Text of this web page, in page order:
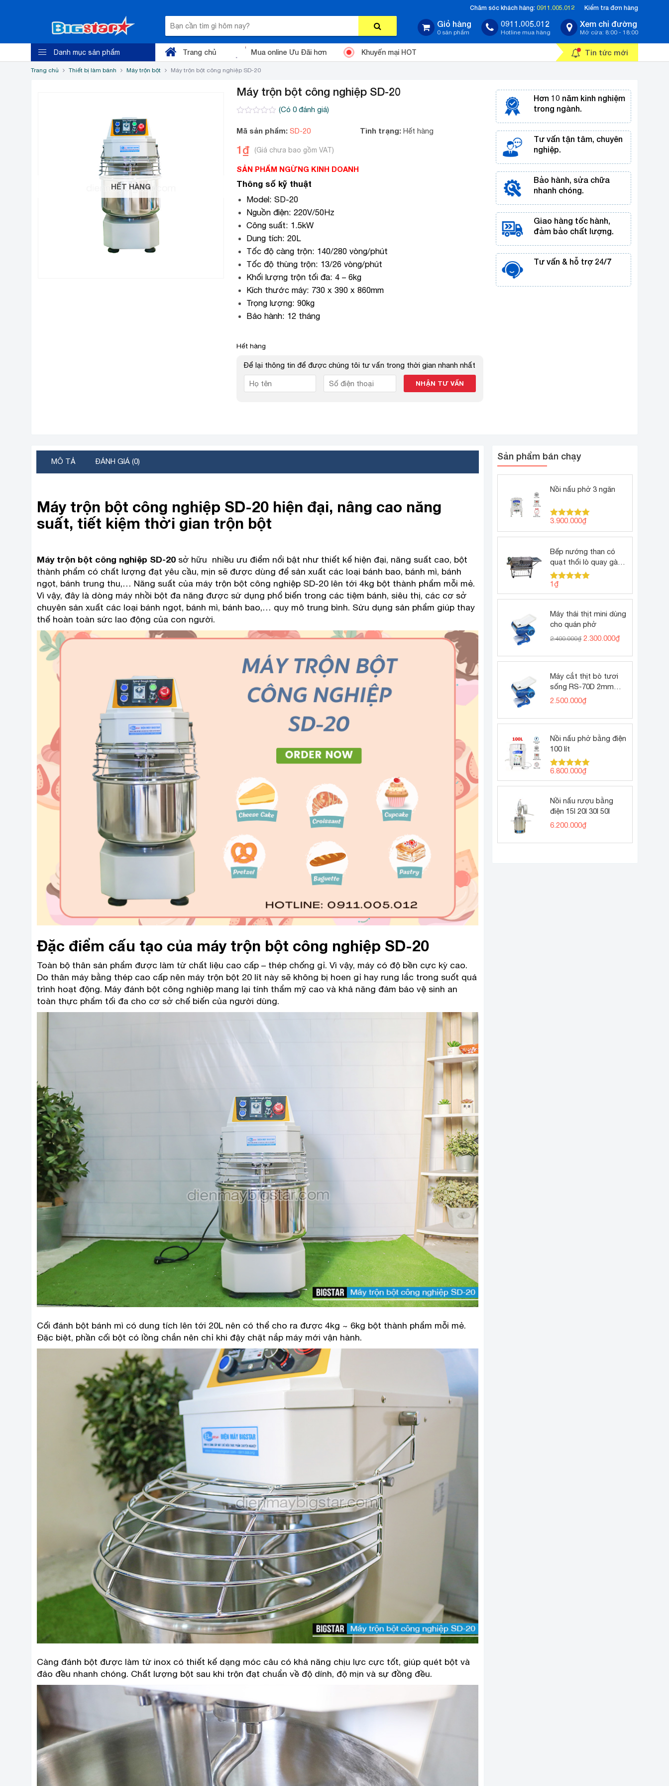
Chăm sóc khách hàng: 0911.005.012 Kiểm tra đơn hàng
Giỏ hàng
0 sản phẩm
0911.005.012
Hotline mua hàng
Xem chỉ đường
Mở cửa: 8:00 - 18:00
Danh mục sản phẩm Trang chủ Mua online Ưu Đãi hơn Khuyến mại HOT Tin tức mới
Trang chủ Thiết bị làm bánh Máy trộn bột Máy trộn bột công nghiệp SD-20
HẾT HÀNG
Máy trộn bột công nghiệp SD-20
trên
5
trên
đánh
giá
(Có 0đánh giá)
Mã sản phẩm: SD-20 Tình trạng: Hết hàng
1₫
SẢN PHẨM NGỪNG KINH DOANH
Thông số kỹ thuật
Model: SD-20
Nguồn điện: 220V/50Hz
Công suất: 1.5kW
Dung tích: 20L
Tốc độ càng trộn: 140/280 vòng/phút
Tốc độ thùng trộn: 13/26 vòng/phút
Khối lượng trộn tối đa: 4 – 6kg
Kích thước máy: 730 x 390 x 860mm
Trọng lượng: 90kg
Bảo hành: 12 tháng
Hết hàng
Để lại thông tin để được chúng tôi tư vấn trong thời gian nhanh nhất
Hơn 10 năm kinh nghiệm
trong ngành.
Tư vấn tận tâm, chuyên
nghiệp.
Bảo hành, sửa chữa
nhanh chóng.
Giao hàng tốc hành,
đảm bảo chất lượng.
Tư vấn & hỗ trợ 24/7
MÔ TẢ ĐÁNH GIÁ (0)
Máy trộn bột công nghiệp SD-20 hiện đại, nâng cao năng
suất, tiết kiệm thời gian trộn bột
Máy trộn bột công nghiệp SD-20 sở hữu nhiều ưu điểm nổi bật như thiết kế hiện đại, năng suất cao, bột
thành phẩm có chất lượng đạt yêu cầu, mịn sẽ được dùng để sản xuất các loại bánh bao, bánh mì, bánh
ngọt, bánh trung thu,… Năng suất của máy trộn bột công nghiệp SD-20 lên tới 4kg bột thành phẩm mỗi mẻ.
Vì vậy, đây là dòng máy nhồi bột đa năng được sử dụng phổ biến trong các tiệm bánh, siêu thị, các cơ sở
chuyên sản xuất các loại bánh ngọt, bánh mì, bánh bao,… quy mô trung bình. Sửu dụng sản phẩm giúp thay
thế hoàn toàn sức lao động của con người.
Đặc điểm cấu tạo của máy trộn bột công nghiệp SD-20
Toàn bộ thân sản phẩm được làm từ chất liệu cao cấp – thép chống gỉ. Vì vậy, máy có độ bền cực kỳ cao.
Do thân máy bằng thép cao cấp nên máy trộn bột 20 lít này sẽ không bị hoen gỉ hay rung lắc trong suốt quá
trình hoạt động. Máy đánh bột công nghiệp mang lại tính thẩm mỹ cao và khả năng đảm bảo vệ sinh an
toàn thực phẩm tối đa cho cơ sở chế biến của người dùng.
Cối đánh bột bánh mì có dung tích lên tới 20L nên có thể cho ra được 4kg ~ 6kg bột thành phẩm mỗi mẻ.
Đặc biệt, phần cối bột có lồng chắn nên chỉ khi đậy chặt nắp máy mới vận hành.
Càng đánh bột được làm từ inox có thiết kế dạng móc câu có khả năng chịu lực cực tốt, giúp quét bột và
đảo đều nhanh chóng. Chất lượng bột sau khi trộn đạt chuẩn về độ dính, độ mịn và sự đồng đều.
Sản phẩm bán chạy
Nồi nấu phở 3 ngăn
Được xếp
hạng5.00
5 sao
3.900.000₫
Bếp nướng than có
quạt thổi lò quay gà
vịt
Được xếp
hạng5.00
5 sao
1₫
Máy thái thịt mini dùng
cho quán phở
2.400.000₫ Giá
là:
2.300.000₫Giá
tại
Máy cắt thịt bò tươi
sống RS-70D 2mm
(thịt bò tái phở)
2.500.000₫
Nồi nấu phở bằng điện
100 lít
Được xếp
hạng5.00
5 sao
6.800.000₫
Nồi nấu rượu bằng
điện 15l 20l 30l 50l
6.200.000₫